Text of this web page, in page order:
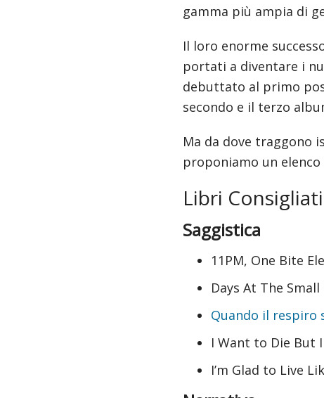
gamma più ampia di
Il loro enorme
portati a diventare i
debuttato al primo
secondo e il terzo
Ma da dove traggono
proponiamo un
Libri
Saggistica
11PM, One Bite
Days At The
Quando il respiro
I Want to Die But
I’m Glad to Live